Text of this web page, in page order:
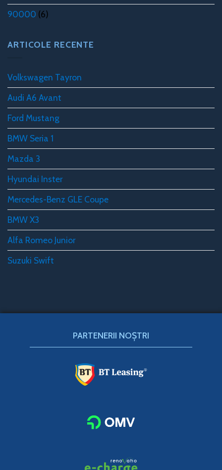
90000 (6)
ARTICOLE RECENTE
Volkswagen Tayron
Audi A6 Avant
Ford Mustang
BMW Seria 1
Mazda 3
Hyundai Inster
Mercedes-Benz GLE Coupe
BMW X3
Alfa Romeo Junior
Suzuki Swift
PARTENERII NOȘTRI